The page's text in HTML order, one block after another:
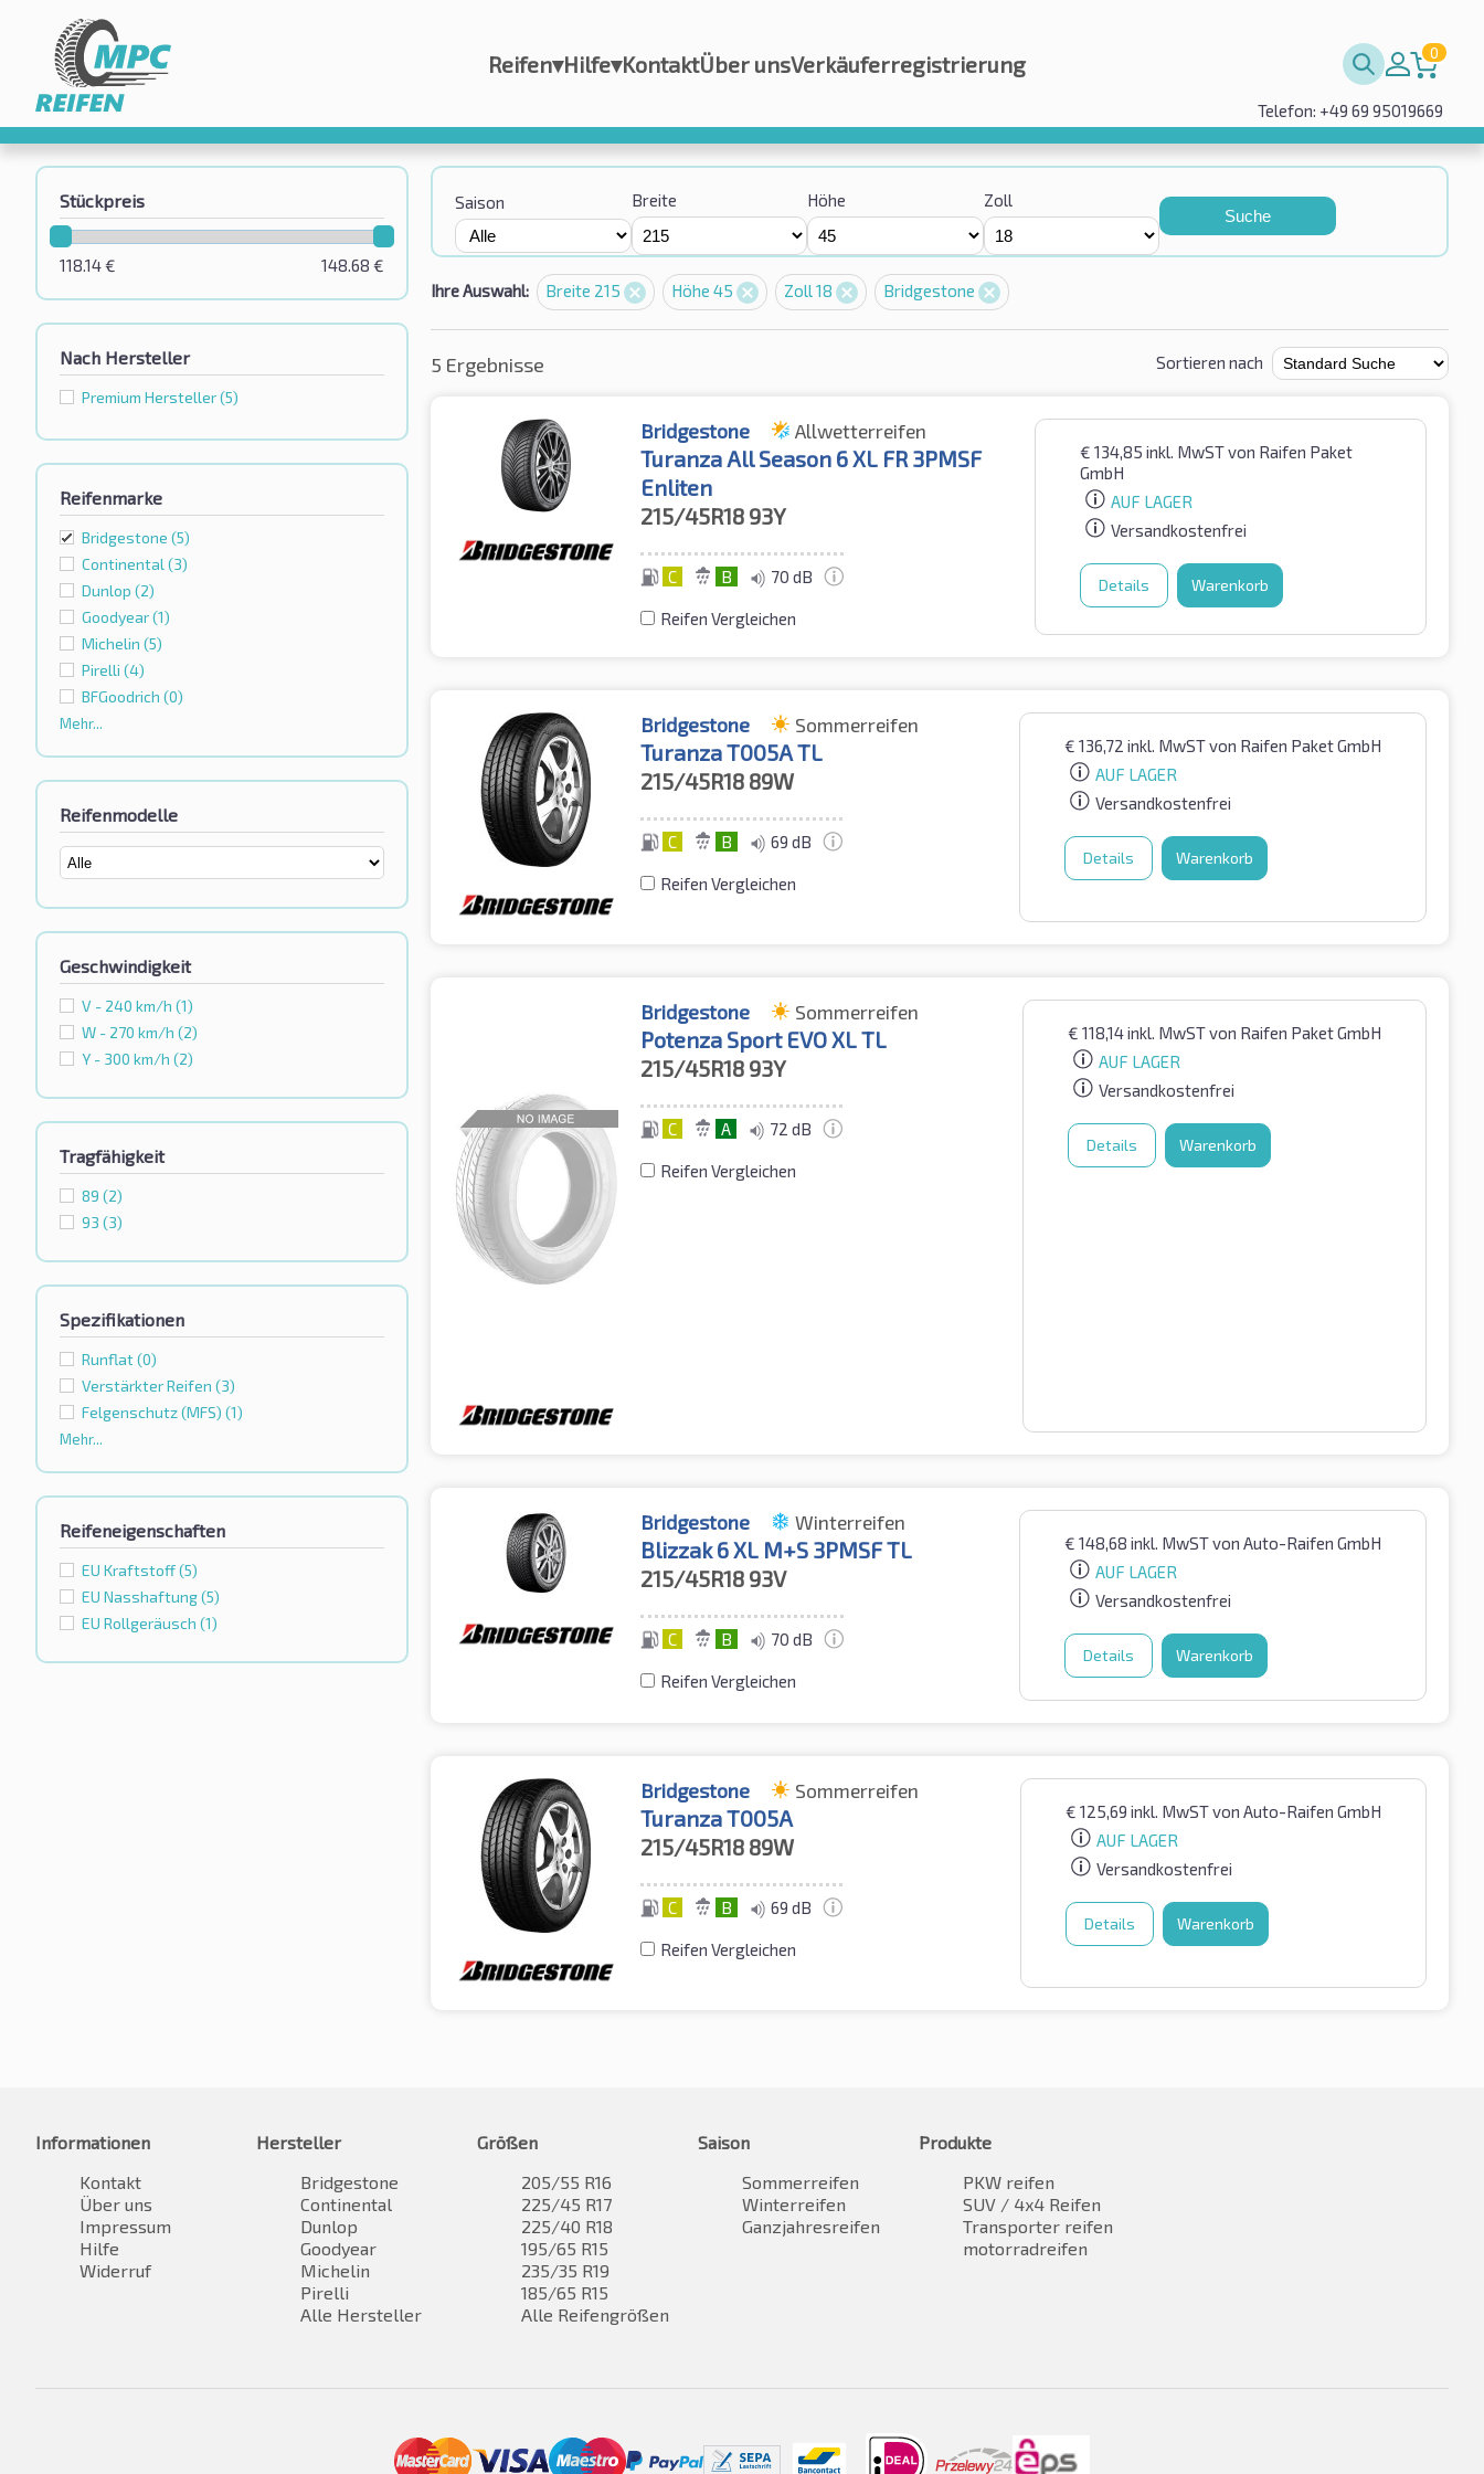
Reifen▾Hilfe▾KontaktÜber unsVerkäuferregistrierung 0
Telefon: +49 69 95019669
Stückpreis
148.68 €
118.14€
Nach Hersteller
Premium Hersteller(5)
Reifenmarke
Bridgestone (5)
Continental (3)
Dunlop (2)
Goodyear(1)
Michelin (5)
Pirelli (4)
BFGoodrich (0)
Mehr...
Reifenmodelle
Geschwindigkeit
V - 240 km/h (1)
W - 270 km/h (2)
Y - 300 km/h (2)
Tragfähigkeit
89 (2)
93 (3)
Spezifikationen
Runflat(0)
Verstärkter Reifen (3)
Felgenschutz (MFS) (1)
Mehr...
Reifeneigenschaften
EU Kraftstoff(5)
EU Nasshaftung(5)
EU Rollgeräusch (1)
Saison Breite Höhe Zoll
Suche
Ihre Auswahl: Breite 215 Höhe 45 Zoll 18 Bridgestone
5 Ergebnisse Sortieren nach
Bridgestone Allwetterreifen
Turanza All Season 6 XL FR 3PMSF
Enliten
215/45R18 93Y
C B 70 dB
Reifen Vergleichen
€ 134,85 inkl. MwSTvon Raifen Paket
GmbH
AUF LAGER
Versandkostenfrei
Details Warenkorb
Bridgestone Sommerreifen
Turanza T005A TL
215/45R18 89W
C B 69 dB
Reifen Vergleichen
€ 136,72 inkl. MwSTvon Raifen Paket GmbH
AUF LAGER
Versandkostenfrei
Details Warenkorb
Bridgestone Sommerreifen
Potenza Sport EVO XL TL
215/45R18 93Y
C A 72 dB
Reifen Vergleichen
€ 118,14inkl. MwSTvon Raifen Paket GmbH
AUF LAGER
Versandkostenfrei
Details Warenkorb
Bridgestone Winterreifen
Blizzak 6 XL M+S 3PMSF TL
215/45R18 93V
C B 70 dB
Reifen Vergleichen
€ 148,68 inkl. MwSTvon Auto-Raifen GmbH
AUF LAGER
Versandkostenfrei
Details Warenkorb
Bridgestone Sommerreifen
Turanza T005A
215/45R18 89W
C B 69 dB
Reifen Vergleichen
€ 125,69 inkl. MwSTvon Auto-Raifen GmbH
AUF LAGER
Versandkostenfrei
Details Warenkorb
Informationen
Kontakt
Über uns
Impressum
Hilfe
Widerruf
Hersteller
Bridgestone
Continental
Dunlop
Goodyear
Michelin
Pirelli
Alle Hersteller
Größen
205/55 R16
225/45 R17
225/40 R18
195/65 R15
235/35 R19
185/65 R15
Alle Reifengrößen
Saison
Sommerreifen
Winterreifen
Ganzjahresreifen
Produkte
PKW reifen
SUV / 4x4 Reifen
Transporter reifen
motorradreifen